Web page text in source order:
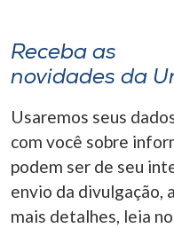
A-
Receba as
novidades da
Usaremos seus
com você sobre
podem ser de seu
envio da divulgação,
mais detalhes, leia